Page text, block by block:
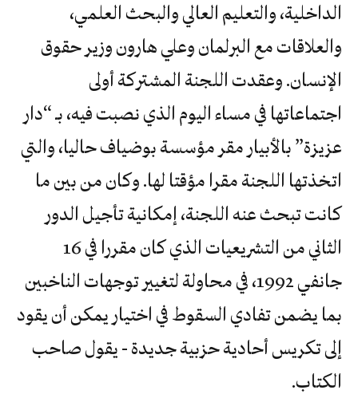
الداخلية، والتعليم العالي والبحث العلمي،
والعلاقات مع البرلمان وعلي هارون وزير حقوق
الإنسان. وعقدت اللجنة المشتركة أولى
اجتماعاتها في مساء اليوم الذي نصبت فيه، بـ “دار
عزيزة” بالأبيار مقر مؤسسة بوضياف حاليا، والتي
اتخذتها اللجنة مقرا مؤقتا لها. وكان من بين ما
كانت تبحث عنه اللجنة، إمكانية تأجيل الدور
الثاني من التشريعيات الذي كان مقررا في 16
جانفي 1992، في محاولة لتغيير توجهات الناخبين
‬الكتاب.‬